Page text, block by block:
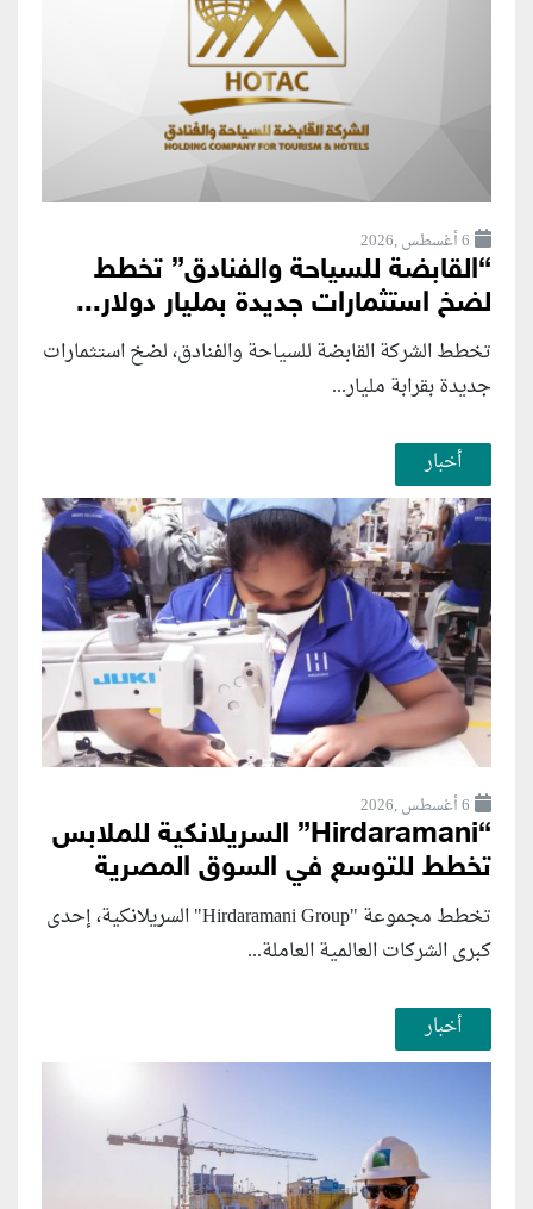
6 أغسطس ,2026
“القابضة للسياحة والفنادق” تخطط
لضخ استثمارات جديدة بمليار دولار...
تخطط الشركة القابضة للسياحة والفنادق، لضخ استثمارات
جديدة بقرابة مليار...
أخبار
6 أغسطس ,2026
“Hirdaramani” السريلانكية للملابس
تخطط للتوسع في السوق المصرية
تخطط مجموعة "Hirdaramani Group" السريلانكية، إحدى
كبرى الشركات العالمية العاملة...
أخبار